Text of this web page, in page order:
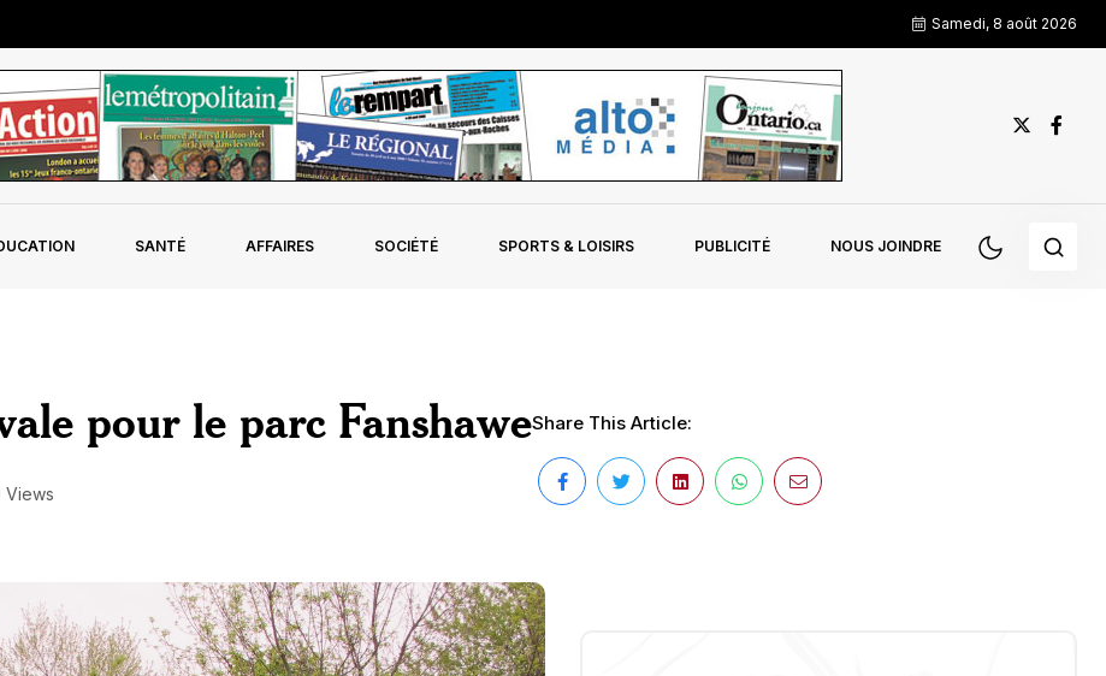
Samedi, 8 août 2026
SANTÉ AFFAIRES SOCIÉTÉ SPORTS & LOISIRS PUBLICITÉ NOUS JOINDRE
pour le parc Fanshawe
Views
Share This Article: